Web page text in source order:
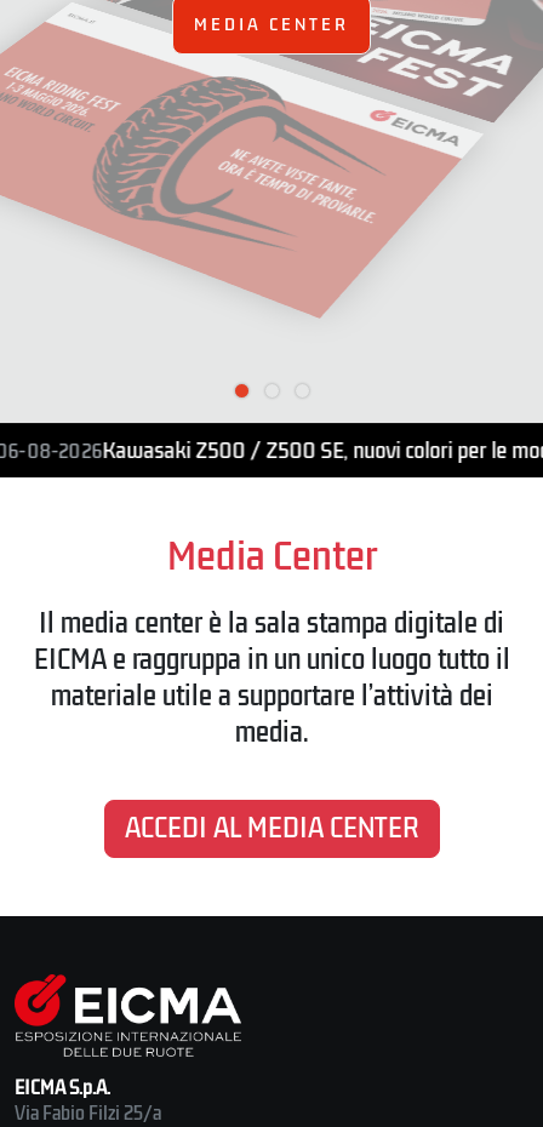
MEDIA CENTER
08-2026Kawasaki Z500 / Z500 SE, nuovi colori per le
Media Center
Il media center è la sala stampa digitale di
EICMA e raggruppa in un unico luogo tutto il
materiale utile a supportare l’attività dei
media.
ACCEDI AL MEDIA CENTER
EICMA S.p.A.
Via Fabio Filzi 25/a